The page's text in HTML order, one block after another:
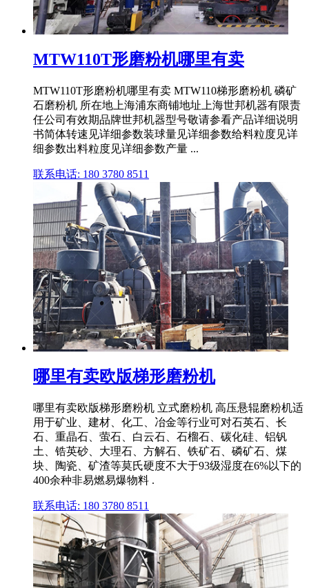
MTW110T形磨粉机哪里有卖
MTW110T形磨粉机哪里有卖 MTW110梯形磨粉机 磷矿
石磨粉机 所在地上海浦东商铺地址上海世邦机器有限责
任公司有效期品牌世邦机器型号敬请参看产品详细说明
书简体转速见详细参数装球量见详细参数给料粒度见详
细参数出料粒度见详细参数产量 ...
联系电话: 180 3780 8511
哪里有卖欧版梯形磨粉机
哪里有卖欧版梯形磨粉机 立式磨粉机 高压悬辊磨粉机适
用于矿业、建材、化工、冶金等行业可对石英石、长
石、重晶石、萤石、白云石、石榴石、碳化硅、铝钒
土、锆英砂、大理石、方解石、铁矿石、磷矿石、煤
块、陶瓷、矿渣等莫氏硬度不大于93级湿度在6%以下的
400余种非易燃易爆物料 .
联系电话: 180 3780 8511